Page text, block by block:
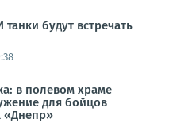
будут встречать
в полевом храме
для бойцов
«Днепр»